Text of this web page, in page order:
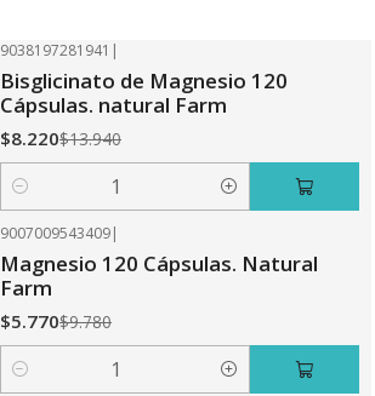
9038197281941 |
Bisglicinato de Magnesio 120
Cápsulas. natural Farm
$8.220$13.940
Cantidad
9007009543409|
Magnesio 120 Cápsulas. Natural
Farm
$5.770$9.780
Cantidad